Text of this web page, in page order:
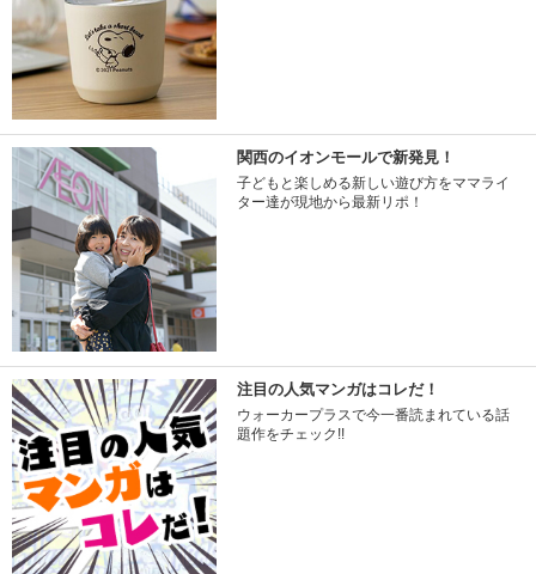
関西のイオンモールで新発見！
子どもと楽しめる新しい遊び方をママライ
ター達が現地から最新リポ！
注目の人気マンガはコレだ！
ウォーカープラスで今一番読まれている話
題作をチェック!!